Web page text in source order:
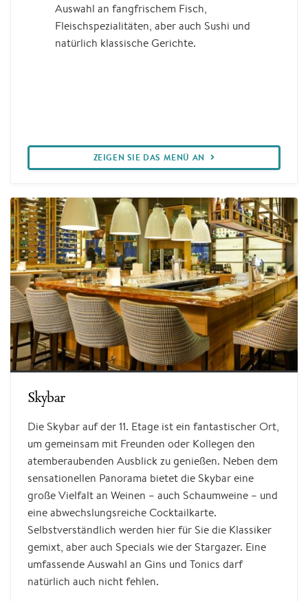
Auswahl an fangfrischem Fisch,
Fleischspezialitäten, aber auch Sushi und
natürlich klassische Gerichte.
ZEIGEN SIE DAS MENÜ AN
Skybar
Die Skybar auf der 11. Etage ist ein fantastischer Ort,
um gemeinsam mit Freunden oder Kollegen den
atemberaubenden Ausblick zu genießen. Neben dem
sensationellen Panorama bietet die Skybar eine
große Vielfalt an Weinen – auch Schaumweine – und
eine abwechslungsreiche Cocktailkarte.
Selbstverständlich werden hier für Sie die Klassiker
gemixt, aber auch Specials wie der Stargazer. Eine
umfassende Auswahl an Gins und Tonics darf
natürlich auch nicht fehlen.